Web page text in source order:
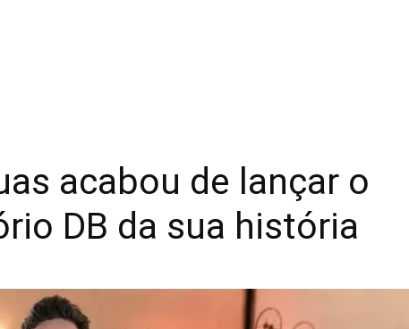
acabou de lançar o
DB da sua história